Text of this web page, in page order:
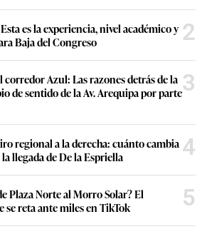
es la experiencia, nivel académico y
Baja del Congreso
2
Azul: Las razones detrás de la
de sentido de la Av. Arequipa por parte3
regional a la derecha: cuánto cambia
llegada de De la Espriella
4
Plaza Norte al Morro Solar? El
se reta ante miles en TikTok
5